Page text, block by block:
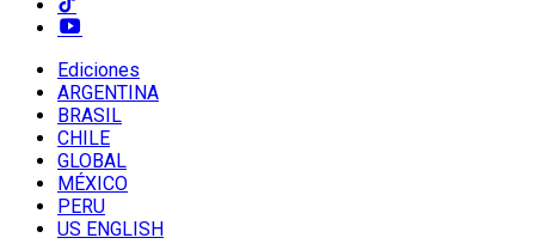
Ediciones
ARGENTINA
BRASIL
CHILE
GLOBAL
MÉXICO
PERU
US ENGLISH